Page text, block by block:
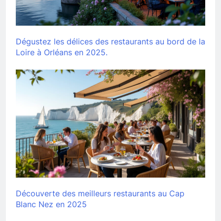
Dégustez les délices des restaurants au bord de la
Loire à Orléans en 2025.
Découverte des meilleurs restaurants au Cap
Blanc Nez en 2025